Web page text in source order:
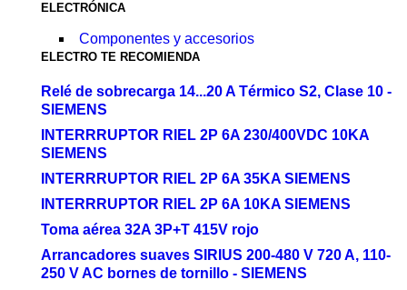
ELECTRÓNICA
Componentes y accesorios
ELECTRO TE RECOMIENDA
Relé de sobrecarga 14...20 A Térmico S2, Clase 10 -
SIEMENS
INTERRRUPTOR RIEL 2P 6A 230/400VDC 10KA
SIEMENS
INTERRRUPTOR RIEL 2P 6A 35KA SIEMENS
INTERRRUPTOR RIEL 2P 6A 10KA SIEMENS
Toma aérea 32A 3P+T 415V rojo
Arrancadores suaves SIRIUS 200-480 V 720 A, 110-
250 V AC bornes de tornillo - SIEMENS